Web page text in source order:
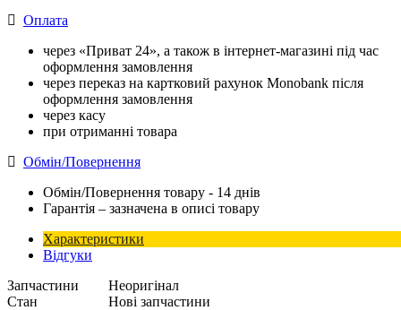
Оплата
через «Приват 24», а також в інтернет-магазині під час
оформлення замовлення
через переказ на картковий рахунок Monobank після
оформлення замовлення
через касу
при отриманні товара
Обмін/Повернення
Обмін/Повернення товару - 14 днів
Гарантія – зазначена в описі товару
Характеристики
Відгуки
Запчастини
Неоригінал
Стан
Нові запчастини